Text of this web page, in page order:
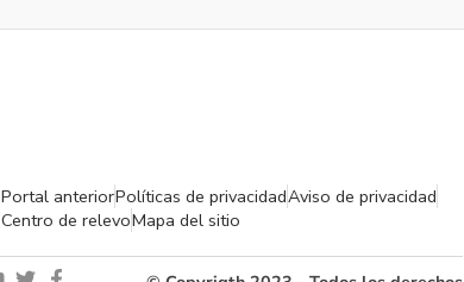
Portal anteriorPolíticas de privacidadAviso de privacidad
Centro de relevoMapa del sitio